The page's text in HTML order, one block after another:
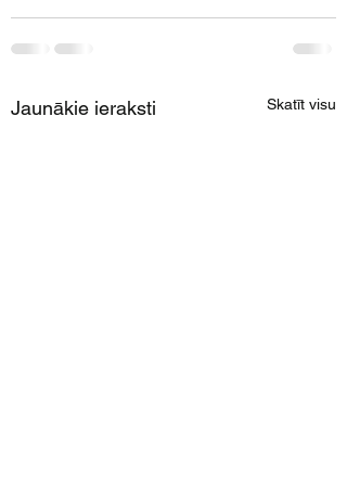
Jaunākie ieraksti Skatīt visu